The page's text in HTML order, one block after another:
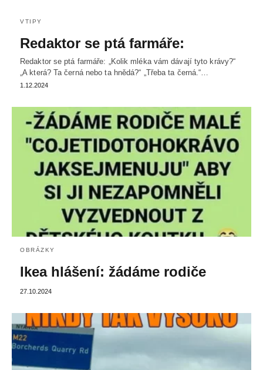
VTIPY
Redaktor se ptá farmáře:
Redaktor se ptá farmáře: „Kolik mléka vám dávají tyto krávy?“
„A která? Ta černá nebo ta hnědá?“ „Třeba ta černá.“…
1.12.2024
OBRÁZKY
Ikea hlášení: žádáme rodiče
27.10.2024